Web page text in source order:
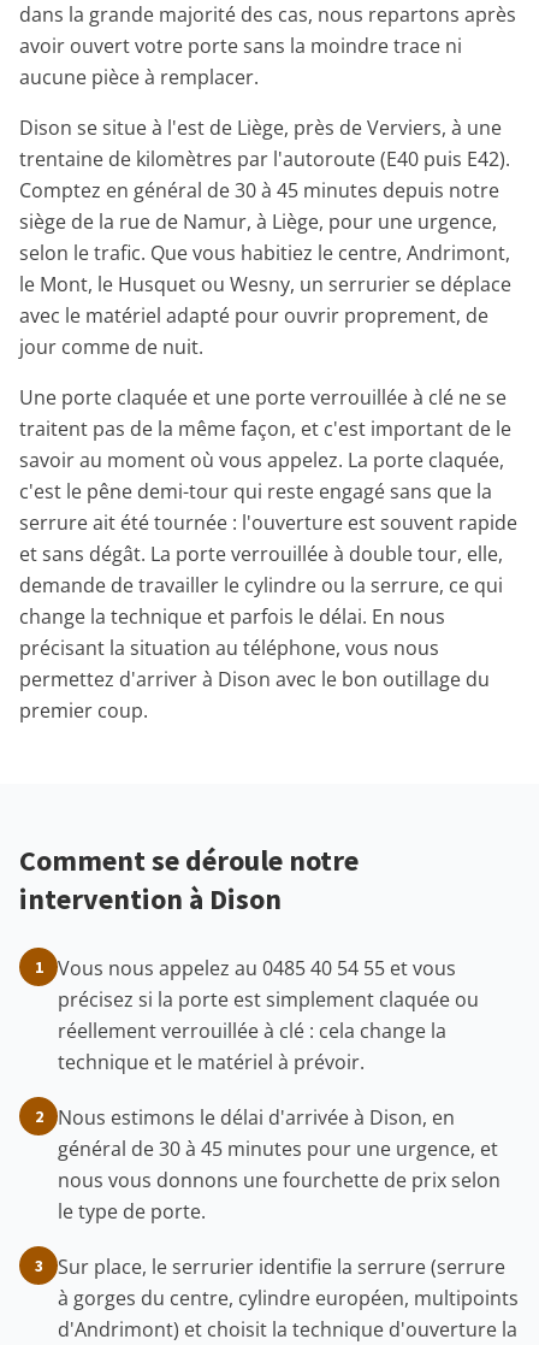
dans la grande majorité des cas, nous repartons après
avoir ouvert votre porte sans la moindre trace ni
aucune pièce à remplacer.
Dison se situe à l'est de Liège, près de Verviers, à une
trentaine de kilomètres par l'autoroute (E40 puis E42).
Comptez en général de 30 à 45 minutes depuis notre
siège de la rue de Namur, à Liège, pour une urgence,
selon le trafic. Que vous habitiez le centre, Andrimont,
le Mont, le Husquet ou Wesny, un serrurier se déplace
avec le matériel adapté pour ouvrir proprement, de
jour comme de nuit.
Une porte claquée et une porte verrouillée à clé ne se
traitent pas de la même façon, et c'est important de le
savoir au moment où vous appelez. La porte claquée,
c'est le pêne demi-tour qui reste engagé sans que la
serrure ait été tournée : l'ouverture est souvent rapide
et sans dégât. La porte verrouillée à double tour, elle,
demande de travailler le cylindre ou la serrure, ce qui
change la technique et parfois le délai. En nous
précisant la situation au téléphone, vous nous
permettez d'arriver à Dison avec le bon outillage du
premier coup.
Comment se déroule notre
intervention à Dison
1
Vous nous appelez au 0485 40 54 55 et vous
précisez si la porte est simplement claquée ou
réellement verrouillée à clé : cela change la
technique et le matériel à prévoir.
2
Nous estimons le délai d'arrivée à Dison, en
général de 30 à 45 minutes pour une urgence, et
nous vous donnons une fourchette de prix selon
le type de porte.
3
Sur place, le serrurier identifie la serrure (serrure
à gorges du centre, cylindre européen, multipoints
d'Andrimont) et choisit la technique d'ouverture la